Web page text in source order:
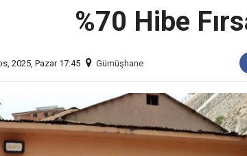
%70 Hibe
2025, Pazar 17:45 Gümüşhane